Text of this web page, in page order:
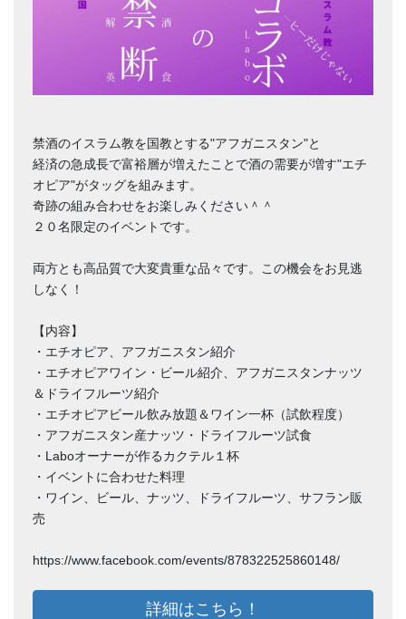
禁酒のイスラム教を国教とする"アフガニスタン"と
経済の急成長で富裕層が増えたことで酒の需要が増す"エチ
オピア"がタッグを組みます。
奇跡の組み合わせをお楽しみください＾＾
２０名限定のイベントです。
両方とも高品質で大変貴重な品々です。この機会をお見逃
しなく！
【内容】
・エチオピア、アフガニスタン紹介
・エチオピアワイン・ビール紹介、アフガニスタンナッツ
＆ドライフルーツ紹介
・エチオピアビール飲み放題＆ワイン一杯（試飲程度）
・アフガニスタン産ナッツ・ドライフルーツ試食
・Laboオーナーが作るカクテル１杯
・イベントに合わせた料理
・ワイン、ビール、ナッツ、ドライフルーツ、サフラン販
売
https://www.facebook.com/events/878322525860148/
詳細はこちら！